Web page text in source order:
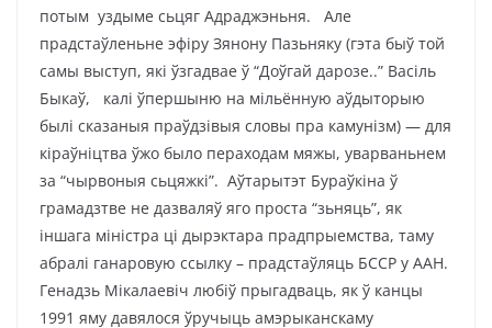
потым уздыме сьцяг Адраджэньня. Але
прадстаўленьне эфіру Зянону Пазьняку (гэта быў той
самы выступ, які ўзгадвае ў “Доўгай дарозе..” Васіль
Быкаў, калі ўпершыню на мільённую аўдыторыю
былі сказаныя праўдзівыя словы пра камунізм) — для
кіраўніцтва ўжо было пераходам мяжы, уварваньнем
за “чырвоныя сьцяжкі”. Аўтарытэт Бураўкіна ў
грамадзтве не дазваляў яго проста “зьняць”, як
іншага міністра ці дырэктара прадпрыемства, таму
абралі ганаровую ссылку – прадстаўляць БССР у ААН.
Генадзь Мікалаевіч любіў прыгадваць, як ў канцы
1991 яму давялося ўручыць амэрыканскаму